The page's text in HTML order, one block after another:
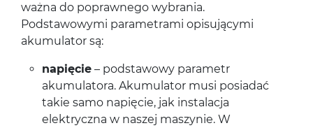
ważna do poprawnego wybrania.
Podstawowymi parametrami opisującymi
akumulator są:
napięcie – podstawowy parametr
akumulatora. Akumulator musi posiadać
takie samo napięcie, jak instalacja
elektryczna w naszej maszynie. W